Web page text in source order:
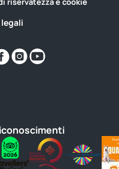
Trovaci
su
Trovaci
su